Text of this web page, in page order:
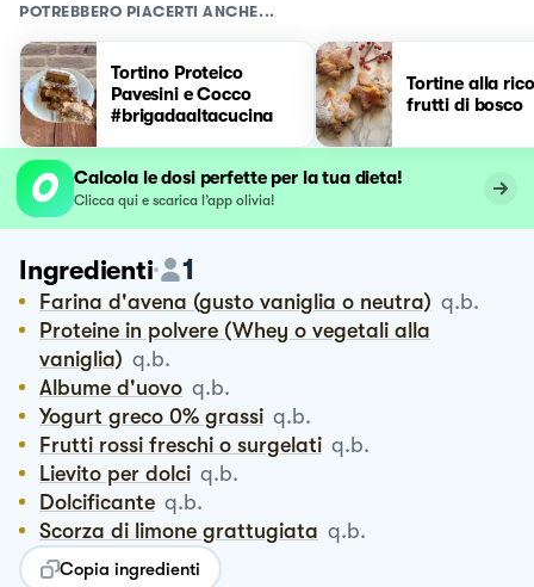
POTREBBERO PIACERTI ANCHE...
Tortino Proteico
Pavesini e Cocco
#brigadaaltacucina
Tortine alla
frutti di bosco
Calcola le dosi perfette per la tua dieta!
Clicca qui e scarica l’app olivia!
Ingredienti 1
Farina d'avena (gusto vaniglia o neutra) q.b.
Proteine in polvere (Whey o vegetali alla
vaniglia) q.b.
Albume d'uovo q.b.
Yogurt greco 0% grassi q.b.
Frutti rossi freschi o surgelati q.b.
Lievito per dolci q.b.
Dolcificante q.b.
Scorza di limone grattugiata q.b.
Copia ingredienti